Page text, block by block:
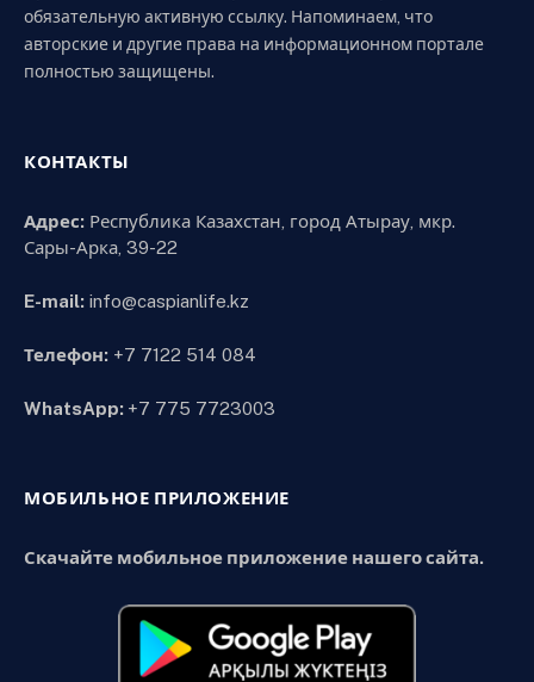
обязательную активную ссылку. Напоминаем, что
авторские и другие права на информационном портале
полностью защищены.
КОНТАКТЫ
Адрес: Республика Казахстан, город Атырау, мкр.
Сары-Арка, 39-22
E-mail: info@caspianlife.kz
Телефон: +7 7122 514 084
WhatsApp: +7 775 7723003
МОБИЛЬНОЕ ПРИЛОЖЕНИЕ
Скачайте мобильное приложение нашего сайта.